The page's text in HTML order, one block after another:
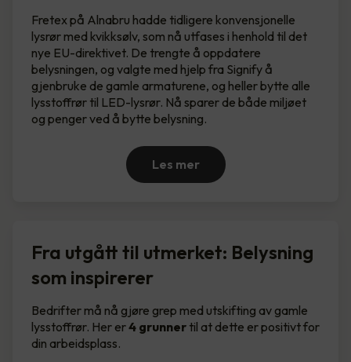
Fretex på Alnabru hadde tidligere konvensjonelle
lysrør med kvikksølv, som nå utfases i henhold til det
nye EU-direktivet. De trengte å oppdatere
belysningen, og valgte med hjelp fra Signify å
gjenbruke de gamle armaturene, og heller bytte alle
lysstoffrør til LED-lysrør. Nå sparer de både miljøet
og penger ved å bytte belysning.
Les mer
Fra utgått til utmerket: Belysning
som inspirerer
Bedrifter må nå gjøre grep med utskifting av gamle
lysstoffrør. Her er4 grunner til at dette er positivt for
din arbeidsplass.